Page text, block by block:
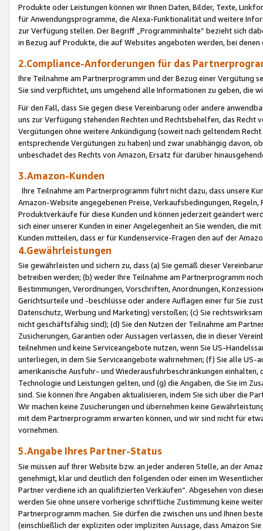
Produkte oder Leistungen können wir Ihnen Daten, Bilder, Texte,
für Anwendungsprogramme, die Alexa-Funktionalität und weitere
zur Verfügung stellen. Der Begriff „Programminhalte“ bezieht sich
in Bezug auf Produkte, die auf Websites angeboten werden, bei
2.Compliance-Anforderungen für das
Ihre Teilnahme am Partnerprogramm und der Bezug einer Vergütung
Sie sind verpflichtet, uns umgehend alle Informationen zu geben, die
Für den Fall, dass Sie gegen diese Vereinbarung oder andere
uns zur Verfügung stehenden Rechten und Rechtsbehelfen, das
Vergütungen ohne weitere Ankündigung (soweit nach geltendem
entsprechende Vergütungen zu haben) und zwar unabhängig davon,
unbeschadet des Rechts von Amazon, Ersatz für darüber
3.Amazon-Kunden
Ihre Teilnahme am Partnerprogramm führt nicht dazu, dass unsere
Amazon-Website angegebenen Preise, Verkaufsbedingungen,
Produktverkäufe für diese Kunden und können jederzeit geändert
sich einer unserer Kunden in einer Angelegenheit an Sie wenden, die
Kunden mitteilen, dass er für Kundenservice-Fragen den auf der
4.Gewährleistungen
Sie gewährleisten und sichern zu, dass (a) Sie gemäß dieser
betreiben werden; (b) weder Ihre Teilnahme am Partnerprogramm
Bestimmungen, Verordnungen, Vorschriften, Anordnungen,
Gerichtsurteile und -beschlüsse oder andere Auflagen einer für Sie
Datenschutz, Werbung und Marketing) verstoßen; (c) Sie
nicht geschäftsfähig sind); (d) Sie den Nutzen der Teilnahme am
Zusicherungen, Garantien oder Aussagen verlassen, die in dieser
teilnehmen und keine Serviceangebote nutzen, wenn Sie US-
unterliegen, in dem Sie Serviceangebote wahrnehmen; (f) Sie alle
amerikanische Ausfuhr- und Wiederausfuhrbeschränkungen
Technologie und Leistungen gelten, und (g) die Angaben, die Sie im
sind. Sie können Ihre Angaben aktualisieren, indem Sie sich über die
Wir machen keine Zusicherungen und übernehmen keine
mit dem Partnerprogramm erwarten können, und wir sind nicht für
vornehmen.
5.Angabe Ihres Partner-Status
Sie müssen auf Ihrer Website bzw. an jeder anderen Stelle, an der
genehmigt, klar und deutlich den folgenden oder einen im
Partner verdiene ich an qualifizierten Verkäufen“. Abgesehen von
werden Sie ohne unsere vorherige schriftliche Zustimmung keine
Partnerprogramm machen. Sie dürfen die zwischen uns und Ihnen
(einschließlich der expliziten oder impliziten Aussage, dass Amazon